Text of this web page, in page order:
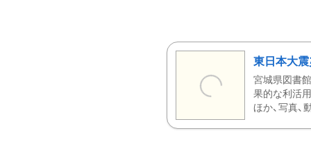
東日本大
宮城県図書
果的な利活
ほか、写真、